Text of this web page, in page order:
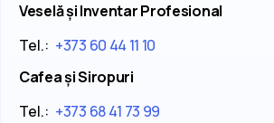
Veselă și Inventar Profesional
Tel.: +373 60 44 11 10
Cafea și Siropuri
Tel.: +373 68 41 73 99